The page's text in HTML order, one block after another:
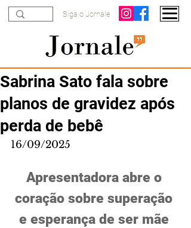
Siga o Jornale
Sabrina Sato fala sobre
planos de gravidez após
perda de bebê
16/09/2025
Apresentadora abre o
coração sobre superação
e esperança de ser mãe